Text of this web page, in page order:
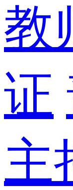
教
证
主